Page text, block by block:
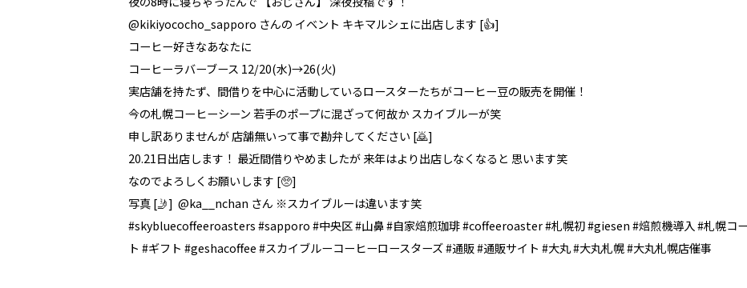
@kikiyococho_sapporo さんの イベント キキマルシェに出店します [👍]
コーヒー好きなあなたに
コーヒーラバーブース 12/20(水)→26(火)
実店舗を持たず、間借りを中心に活動しているロースターたちがコーヒー豆の販売を開催！
今の札幌コーヒーシーン 若手のポープに混ざって何故か スカイブルーが笑
申し訳ありませんが 店舗無いって事で勘弁してください [🙇]
20.21日出店します！ 最近間借りやめましたが 来年はより出店しなくなると 思います笑
なのでよろしくお願いします [🥺]
写真 [🤳] @ka__nchan さん ※スカイブルーは違います笑
#skybluecoffeeroasters #sapporo #中央区 #山鼻 #自家焙煎珈琲 #coffeeroaster #札幌初 #giesen #焙煎機導入 #札幌コ
ト #ギフト #geshacoffee #スカイブルーコーヒーロースターズ #通販 #通販サイト #大丸 #大丸札幌 #大丸札幌店催事